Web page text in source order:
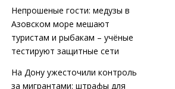
Непрошеные гости: медузы в
Азовском море мешают
туристам и рыбакам – учёные
тестируют защитные сети
На Дону ужесточили контроль
за мигрантами: штрафы для